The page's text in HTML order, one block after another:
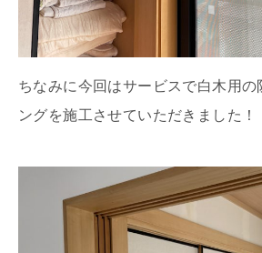
ちなみに今回はサービスで白木用の
ングを施工させていただきました！